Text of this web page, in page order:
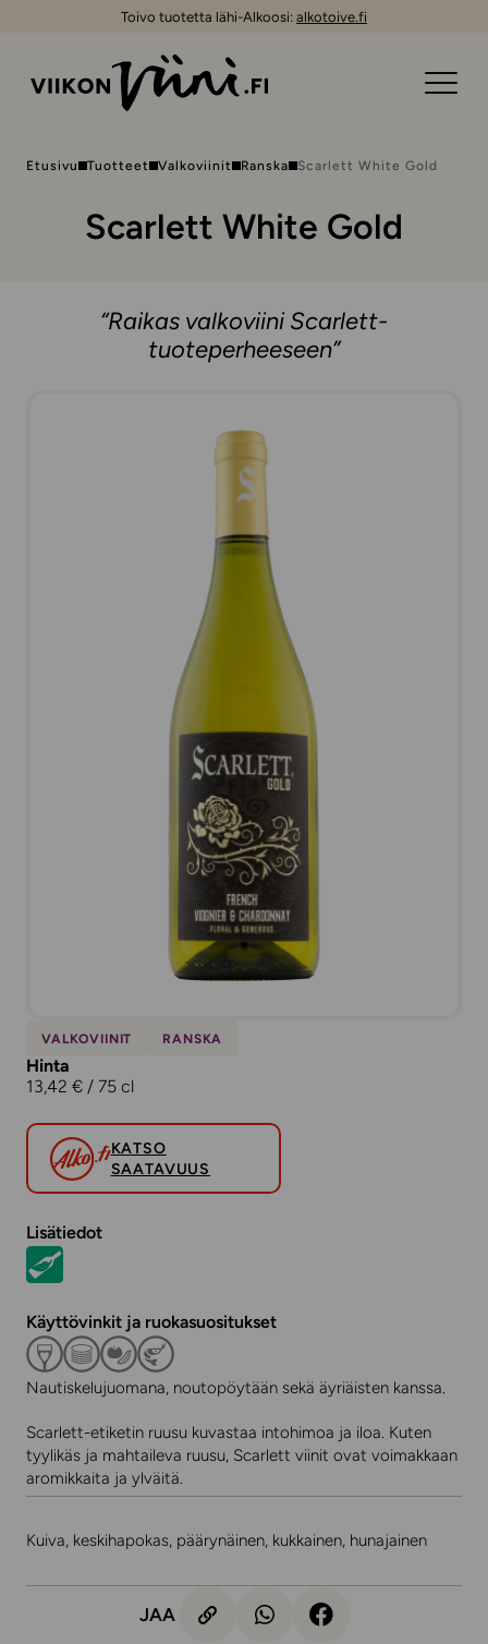
Toivo tuotetta lähi-Alkoosi: alkotoive.fi
Etusivu Tuotteet Valkoviinit Ranska Scarlett White Gold
Scarlett White Gold
“Raikas valkoviini Scarlett-
tuoteperheeseen”
VALKOVIINIT RANSKA
Hinta
13,42 € / 75 cl
KATSO
SAATAVUUS
Lisätiedot
Käyttövinkit ja ruokasuositukset
Nautiskelujuomana, noutopöytään sekä äyriäisten kanssa.
Scarlett-etiketin ruusu kuvastaa intohimoa ja iloa. Kuten
tyylikäs ja mahtaileva ruusu, Scarlett viinit ovat voimakkaan
aromikkaita ja ylväitä.
Kuiva, keskihapokas, päärynäinen, kukkainen, hunajainen
JAA